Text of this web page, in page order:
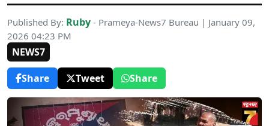
Published By: Ruby - Prameya-News7 Bureau | January 09,
2026 04:23 PM
NEWS7
Share
Tweet Share